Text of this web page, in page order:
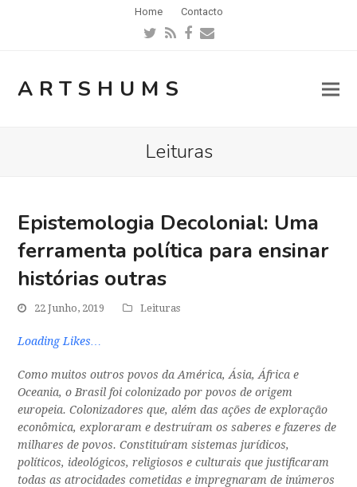
Home Contacto
Twitter
RSSFacebook
Email
ARTSHUMS
Leituras
Epistemologia Decolonial: Uma
ferramenta política para ensinar
histórias outras
22 Junho, 2019 Leituras
Loading Likes…
Como muitos outros povos da América, Ásia, África e
Oceania, o Brasil foi colonizado por povos de origem
europeia. Colonizadores que, além das ações de exploração
econômica, exploraram e destruíram os saberes e fazeres de
milhares de povos. Constituíram sistemas jurídicos,
políticos, ideológicos, religiosos e culturais que justificaram
todas as atrocidades cometidas e impregnaram de inúmeros